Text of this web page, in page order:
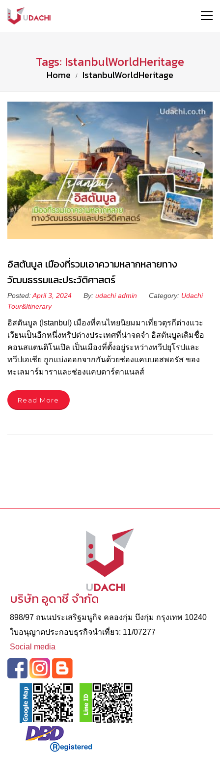
Tags: IstanbulWorldHeritage
Home IstanbulWorldHeritage
อิสตันบูล เมืองที่รวมเอาความหลากหลายทาง
วัฒนธรรมและประวัติศาสตร์
Posted:April 3, 2024 By: udachi admin Category: Udachi
Tour&Itinerary
อิสตันบูล (Istanbul) เมืองที่คนไทยนิยมมาเที่ยวตุรกีต่างแวะ
เวียนเป็นอีกหนึ่งทริปต่างประเทศที่น่าจดจำ อิสตันบูลเดิมชื่อ
คอนสแตนติโนเปิล เป็นเมืองที่ตั้งอยู่ระหว่างทวีปยุโรปและ
ทวีปเอเชีย ถูกแบ่งออกจากกันด้วยช่องแคบบอสพอรัส ของ
ทะเลมาร์มาราและช่องแคบดาร์ดาแนลส์
Read More
บริษัท อูดาชี จำกัด
898/97 ถนนประเสริฐมนูกิจ คลองกุ่ม บึงกุ่ม กรุงเทพ 10240
ใบอนุญาตประกอบธุรกิจนําเที่ยว: 11/07277
Social media